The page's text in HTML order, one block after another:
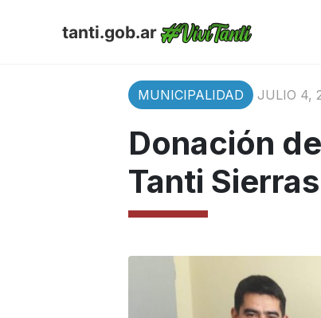
tanti.gob.ar
MUNICIPALIDAD JULIO 4,
Donación
Tanti